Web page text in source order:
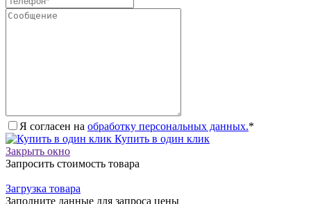
Я согласен на обработку персональных данных.*
Купить в один клик
Закрыть окно
Запросить стоимость товара
Загрузка товара
Заполните данные для запроса цены